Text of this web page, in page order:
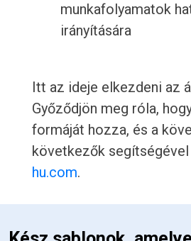
munkafolyamatok
irányítására
Itt az ideje elkezdeni az
Győződjön meg róla,
formáját hozza, és a
következők segítségével
hu.com.